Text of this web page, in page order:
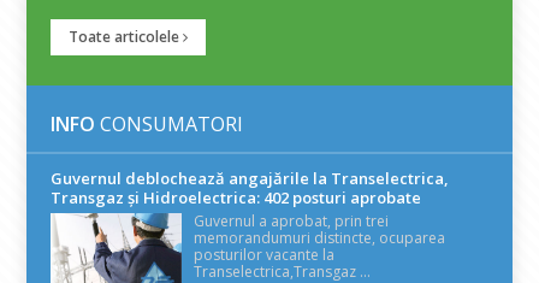
Toate articolele
INFO CONSUMATORI
Guvernul deblochează angajările la Transelectrica,
Transgaz și Hidroelectrica: 402 posturi aprobate
Guvernul a aprobat, prin trei
memorandumuri distincte, ocuparea
posturilor vacante la
Transelectrica,Transgaz ...